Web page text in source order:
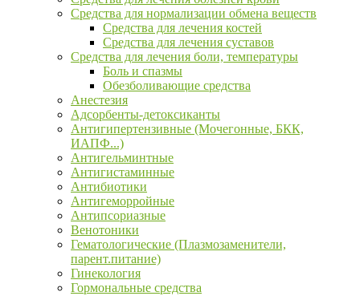
Средства для нормализации обмена веществ
Средства для лечения костей
Средства для лечения суставов
Средства для лечения боли, температуры
Боль и спазмы
Обезболивающие средства
Анестезия
Адсорбенты-детоксиканты
Антигипертензивные (Мочегонные, БКК,
ИАПФ...)
Антигельминтные
Антигистаминные
Антибиотики
Антигеморройные
Антипсориазные
Венотоники
Гематологические (Плазмозаменители,
парент.питание)
Гинекология
Гормональные средства